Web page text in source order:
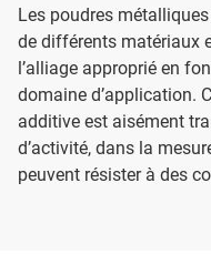
Les poudres
de différents matériaux
l’alliage approprié en
domaine d’application.
additive est aisément
d’activité, dans la
peuvent résister à des